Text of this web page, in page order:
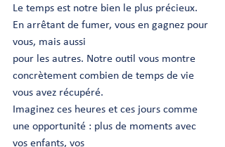
Le temps est notre bien le plus précieux.
En arrêtant de fumer, vous en gagnez pour
vous, mais aussi
pour les autres. Notre outil vous montre
concrètement combien de temps de vie
vous avez récupéré.
Imaginez ces heures et ces jours comme
une opportunité : plus de moments avec
vos enfants, vos